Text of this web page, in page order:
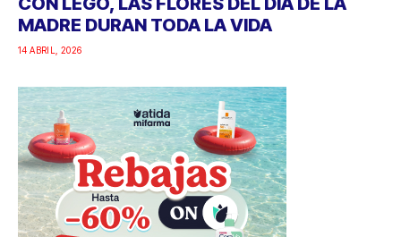
MADRE DURAN TODA LA VIDA
14 ABRIL, 2026